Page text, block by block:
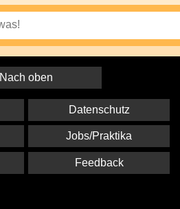
Nach oben
Datenschutz
Jobs/Praktika
Feedback